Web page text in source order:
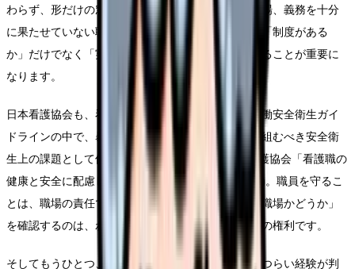
わらず、形だけの窓口で実際には機能していない職場、義務を十分
に果たせていない職場も存在します。だからこそ、「制度がある
か」だけでなく「実際に機能しているか」を確かめることが重要に
なります。
日本看護協会も、看護職の健康と安全に配慮した労働安全衛生ガイ
ドラインの中で、暴力やハラスメントを職場が取り組むべき安全衛
生上の課題として位置づけています(Source: 日本看護協会「看護職の
健康と安全に配慮した労働安全衛生ガイドライン」)。職員を守るこ
とは、職場の責任です。あなたが「守ってもらえる職場かどうか」
を確認するのは、わがままでも過剰でもなく、当然の権利です。
そしてもうひとつ、見えにくさを生むのが、過去のつらい経験が判